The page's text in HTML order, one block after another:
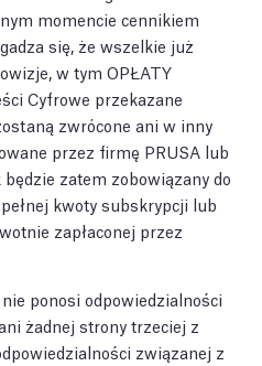
momencie cennikiem
się, że wszelkie już
w tym OPŁATY
Cyfrowe przekazane
zwrócone ani w inny
przez firmę PRUSA lub
zatem zobowiązany do
kwoty subskrypcji lub
zapłaconej przez
ponosi odpowiedzialności
żadnej strony trzeciej z
związanej z